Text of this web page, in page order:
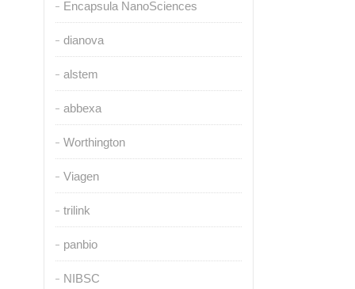
Encapsula NanoSciences
dianova
alstem
abbexa
Worthington
Viagen
trilink
panbio
NIBSC